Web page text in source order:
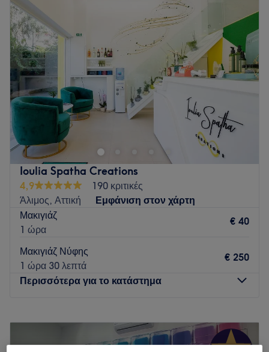
Ioulia Spatha Creations
4,9
190 κριτικές
Άλιμος, Αττική
Εμφάνιση στον χάρτη
Μακιγιάζ
1 ώρα
€ 40
Μακιγιάζ Νύφης
1 ώρα 30 λεπτά
€ 250
Περισσότερα για το κατάστημα
09:00–20:00
Τετάρτη
09:00–20:00